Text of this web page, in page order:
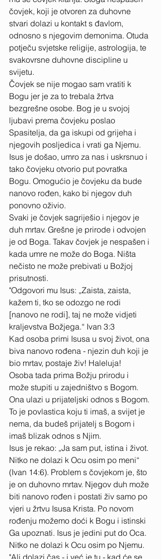
čovjek, koji je otvoren za duhovne
stvari dolazi u kontakt s đavlom,
odnosno s njegovim demonima. Otuda
potječu svjetske religije, astrologija, te
svakovrsne duhovne discipline u
svijetu.
Čovjek se nije mogao sam vratiti k
Bogu jer je za to trebala žrtva
bezgrešne osobe. Bog je u svojoj
ljubavi prema čovjeku poslao
Spasitelja, da ga iskupi od grijeha i
njegovih posljedica i vrati ga Njemu.
Isus je došao, umro za nas i uskrsnuo i
tako čovjeku otvorio put povratka
Bogu. Omogućio je čovjeku da bude
nanovo rođen, kako bi njegov duh
ponovno oživio.
Svaki je čovjek sagriješio i njegov je
duh mrtav. Grešne je prirode i odvojen
je od Boga. Takav čovjek je nespašen i
kada umre ne može do Boga. Ništa
nečisto ne može prebivati u Božjoj
prisutnosti.
"Odgovori mu Isus: „Zaista, zaista,
kažem ti, tko se odozgo ne rodi
[nanovo ne rodi], taj ne može vidjeti
kraljevstva Božjega.“ Ivan 3:3
Kad osoba primi Isusa u svoj život, ona
biva nanovo rođena - njezin duh koji je
bio mrtav, postaje živ! Haleluja!
Osoba tada prima Božju prirodu i
može stupiti u zajedništvo s Bogom.
Ona ulazi u prijateljski odnos s Bogom.
To je povlastica koju ti imaš, a svijet je
nema, da budeš prijatelj s Bogom i
imaš blizak odnos s Njim.
Isus je rekao: „Ja sam put, istina i život.
Nitko ne dolazi k Ocu osim po meni“
(Ivan 14:6). Problem s čovjekom je, što
je on duhovno mrtav. Njegov duh može
biti nanovo rođen i postati živ samo po
vjeri u žrtvu Isusa Krista. Po novom
rođenju možemo doći k Bogu i istinski
Ga upoznati. Isus je jedini put do Oca.
Nitko ne dolazi k Ocu osim po Njemu.
"Ali dolazi čas - i već je tu - kad će se